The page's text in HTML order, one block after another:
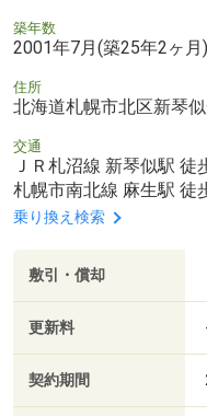
築年数
2001年7月(築25年2ヶ月)
住所
北海道札幌市北区新琴
交通
ＪＲ札沼線 新琴似駅 徒
札幌市南北線 麻生駅 徒
乗り換え検索
敷引・償却
更新料
契約期間